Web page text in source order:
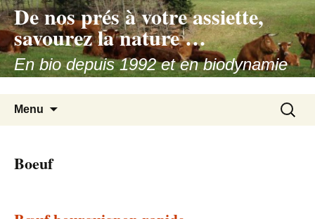
Aller
au
contenu
De nos prés à votre assiette,
savourez la nature …
En bio depuis 1992 et en biodynamie
Menu
Boeuf